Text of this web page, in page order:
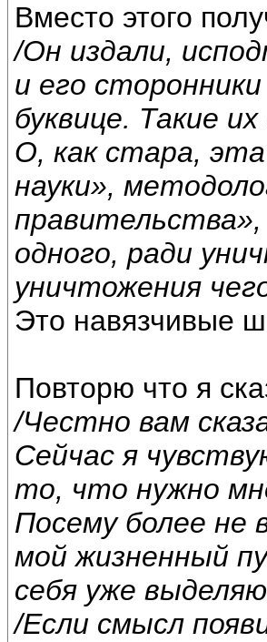
Вместо этого
/Он издали,
и его
буквице. Такие
О, как стара,
науки»,
правительства»,
одного, ради
уничтожения
Это навязчивые
Повторю что я
/Честно вам
Сейчас я
то, что нужно
Посему более
мой жизненный
себя уже
/Если смысл